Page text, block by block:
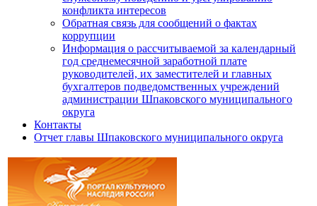
конфликта интересов
Обратная связь для сообщений о фактах
коррупции
Информация о рассчитываемой за календарный
год среднемесячной заработной плате
руководителей, их заместителей и главных
бухгалтеров подведомственных учреждений
администрации Шпаковского муниципального
округа
Контакты
Отчет главы Шпаковского муниципального округа